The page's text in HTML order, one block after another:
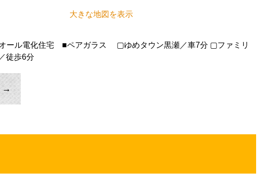
大きな地図を表示
ール電化住宅 ■ペアガラス ▢ゆめタウン黒瀬／車7分 ▢ファミリ
徒歩6分
→